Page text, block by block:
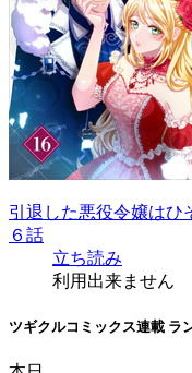
引退した悪役令嬢は
６話
立ち読み
利用出来ません
ツギクルコミックス連載 ラ